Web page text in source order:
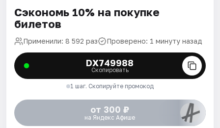
Сэкономь 10% на покупке
билетов
Применили: 8 592 раз Проверено: 1 минуту назад
DX749988
Скопировать
1 шаг. Скопируйте промокод
от 300 ₽
на Яндекс Афише